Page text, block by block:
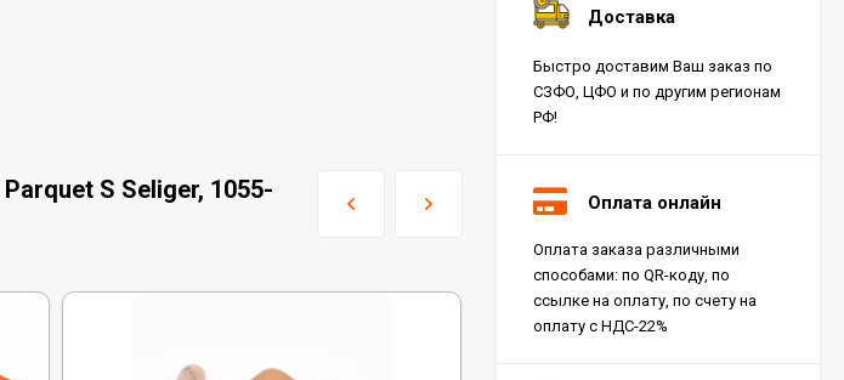
S Seliger, 1055-
Доставка
Быстро доставим Ваш заказ по
СЗФО, ЦФО и по другим регионам
РФ!
Оплата онлайн
Оплата заказа различными
способами: по QR-коду, по
ссылке на оплату, по счету на
оплату с НДС-22%